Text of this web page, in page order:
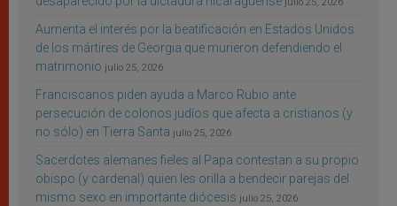
julio 25, 2026
Aumenta el interés por la beatificación en Estados Unidos
de los mártires de Georgia que murieron defendiendo el
matrimonio julio 25, 2026
Franciscanos piden ayuda a Marco Rubio ante
persecución de colonos judíos que afecta a cristianos (y
no sólo) en Tierra Santa julio 25, 2026
Sacerdotes alemanes fieles al Papa contestan a su propio
obispo (y cardenal) quien les orilla a bendecir parejas del
mismo sexo en importante diócesis julio 25, 2026